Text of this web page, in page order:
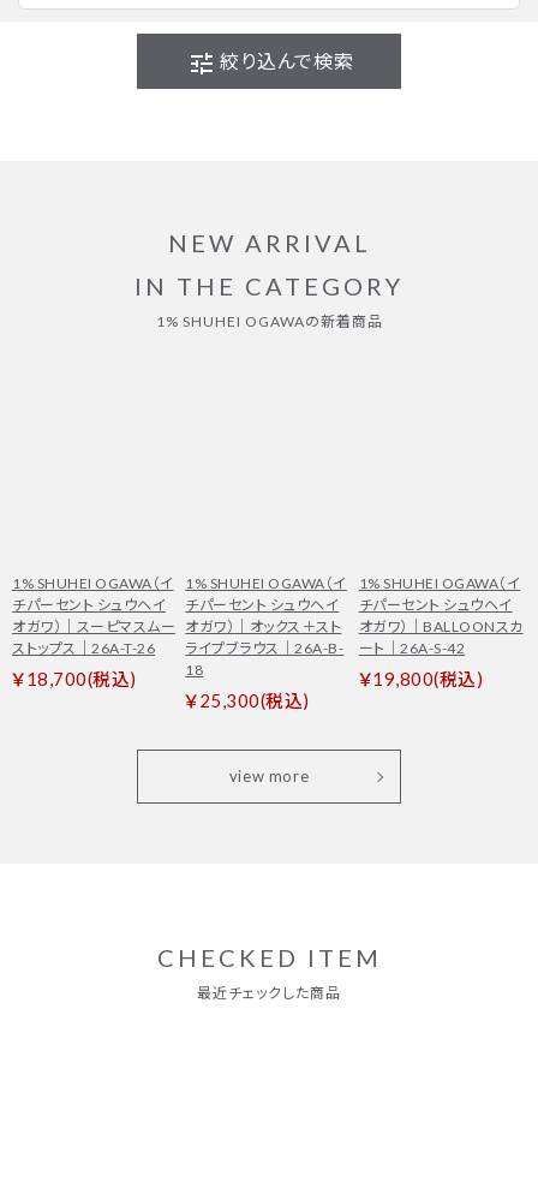
tune 絞り込んで検索
NEW ARRIVAL
IN THE CATEGORY
1% SHUHEI OGAWAの新着商品
1% SHUHEI OGAWA（イ
チパーセント シュウヘイ
オガワ）｜スーピマスムー
ストップス｜26A-T-26
￥18,700(税込)
1% SHUHEI OGAWA（イ
チパーセント シュウヘイ
オガワ）｜オックス＋スト
ライプブラウス｜26A-B-
18
￥25,300(税込)
1% SHUHEI OGAWA（イ
チパーセント シュウヘイ
オガワ）｜BALLOONスカ
ート｜26A-S-42
￥19,800(税込)
view more
CHECKED ITEM